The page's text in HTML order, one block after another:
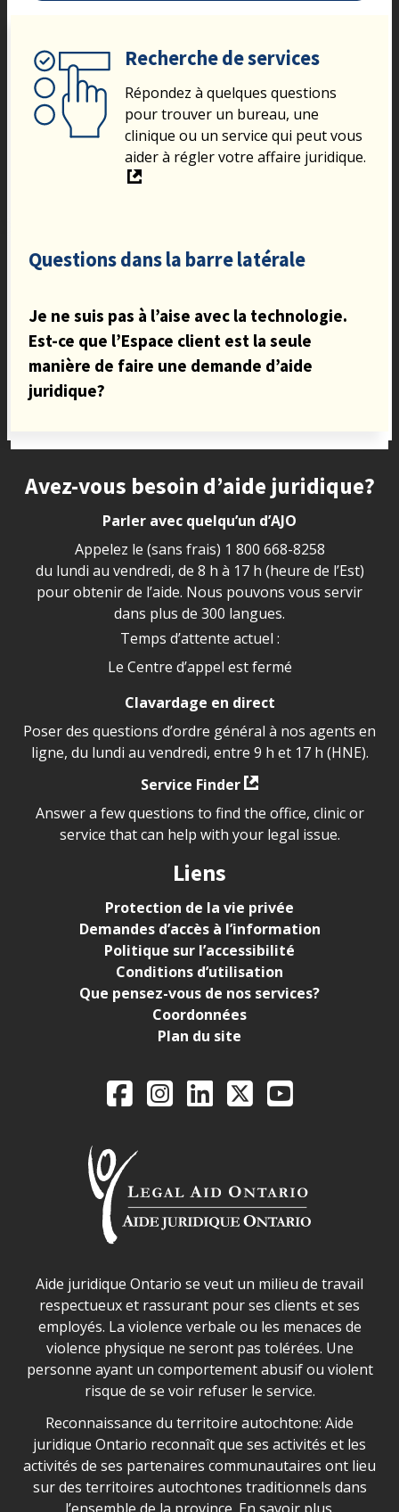
Recherche de services
Répondez à quelques questions
pour trouver un bureau, une
clinique ou un service qui peut vous
aider à régler votre affaire juridique.
Questions dans la barre latérale
Je ne suis pas à l’aise avec la technologie.
Est-ce que l’Espace client est la seule
manière de faire une demande d’aide
juridique?
Site footer
Avez-vous besoin d’aide juridique?
Parler avec quelqu’un d’AJO
Appelez le (sans frais) 1 800 668-8258
du lundi au vendredi, de 8 h à 17 h (heure de l’Est)
pour obtenir de l’aide. Nous pouvons vous servir
dans plus de 300 langues.
Temps d’attente actuel :
Le Centre d’appel est fermé
Clavardage en direct
Poser des questions d’ordre général à nos agents en
ligne, du lundi au vendredi, entre 9 h et 17 h (HNE).
Service Finder
Answer a few questions to find the office, clinic or
service that can help with your legal issue.
Liens
Protection de la vie privée
Demandes d’accès à l’information
Politique sur l’accessibilité
Conditions d’utilisation
Que pensez-vous de nos services?
Coordonnées
Plan du site
Legal Aid Ontario
FacebookInstagram
LinkedIn
X YouTube
Déclaration sur la sécurité dans les locaux d'AJO.
Aide juridique Ontario se veut un milieu de travail
respectueux et rassurant pour ses clients et ses
employés. La violence verbale ou les menaces de
violence physique ne seront pas tolérées. Une
personne ayant un comportement abusif ou violent
risque de se voir refuser le service.
Legal Aid Ontario land acknowledgement
Reconnaissance du territoire autochtone: Aide
juridique Ontario reconnaît que ses activités et les
activités de ses partenaires communautaires ont lieu
sur des territoires autochtones traditionnels dans